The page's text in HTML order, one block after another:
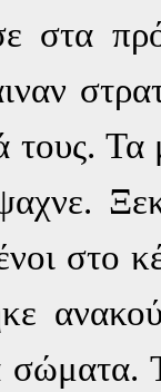
στα
Τα
στο